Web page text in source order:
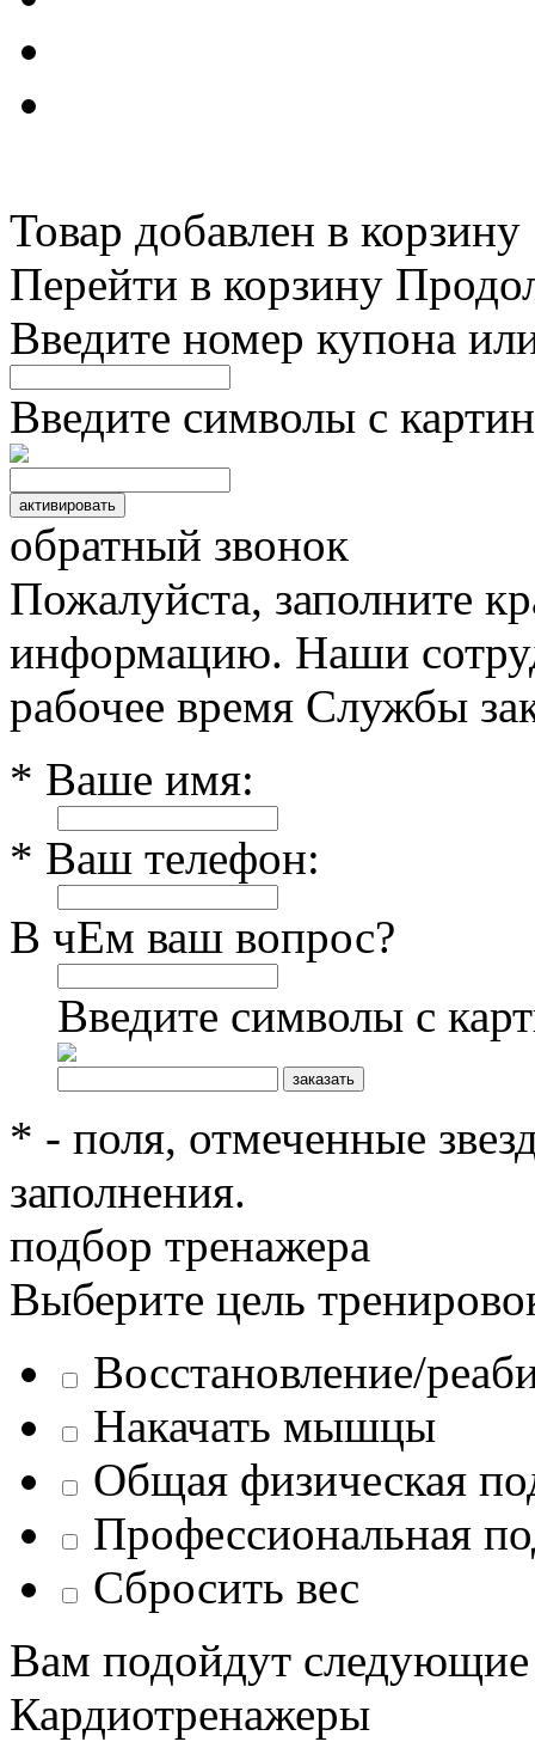
Товар добавлен в корзину
Перейти в корзину
Введите номер купона
Введите символы с
обратный звонок
Пожалуйста, заполните
информацию. Наши
рабочее время Службы
* Ваше имя:
* Ваш телефон:
В чЕм ваш вопрос?
Введите символы с
* - поля, отмеченные
заполнения.
подбор тренажера
Выберите цель
Восстановление/
Накачать мышцы
Общая физическая
Профессиональная
Сбросить вес
Вам подойдут
Кардиотренажеры